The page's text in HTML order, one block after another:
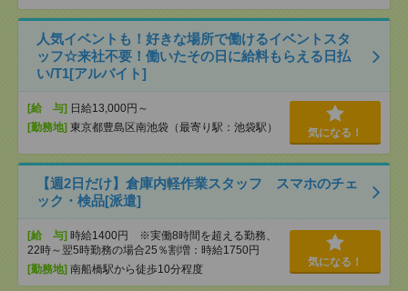
人気イベントも！好きな場所で働けるイベントスタ
ッフ☆来社不要！働いたその日に給料もらえる日払
い/T1[アルバイト]
[給 与] 日給13,000円～
[勤務地] 東京都豊島区南池袋（最寄り駅：池袋駅） 気になる！
【週2日だけ】倉庫内軽作業スタッフ スマホのチェ
ック・検品[派遣]
[給 与] 時給1400円 ※実働8時間を超える勤務、
22時～翌5時勤務の場合25％割増：時給1750円
[勤務地] 南船橋駅から徒歩10分程度
気になる！